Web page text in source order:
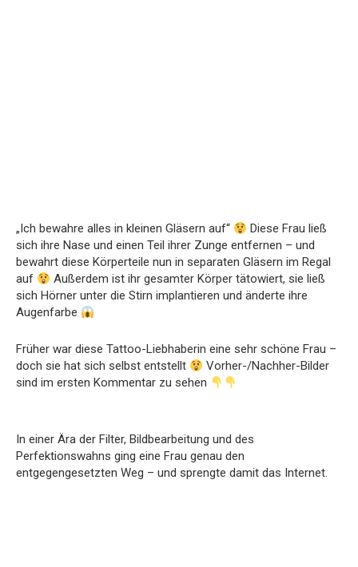
„Ich bewahre alles in kleinen Gläsern auf“
Diese Frau ließ
sich ihre Nase und einen Teil ihrer Zunge entfernen – und
bewahrt diese Körperteile nun in separaten Gläsern im Regal
auf
Außerdem ist ihr gesamter Körper tätowiert, sie ließ
sich Hörner unter die Stirn implantieren und änderte ihre
Augenfarbe
Früher war diese Tattoo-Liebhaberin eine sehr schöne Frau –
doch sie hat sich selbst entstellt
Vorher-/Nachher-Bilder
sind im ersten Kommentar zu sehen
In einer Ära der Filter, Bildbearbeitung und des
Perfektionswahns ging eine Frau genau den
entgegengesetzten Weg – und sprengte damit das Internet.